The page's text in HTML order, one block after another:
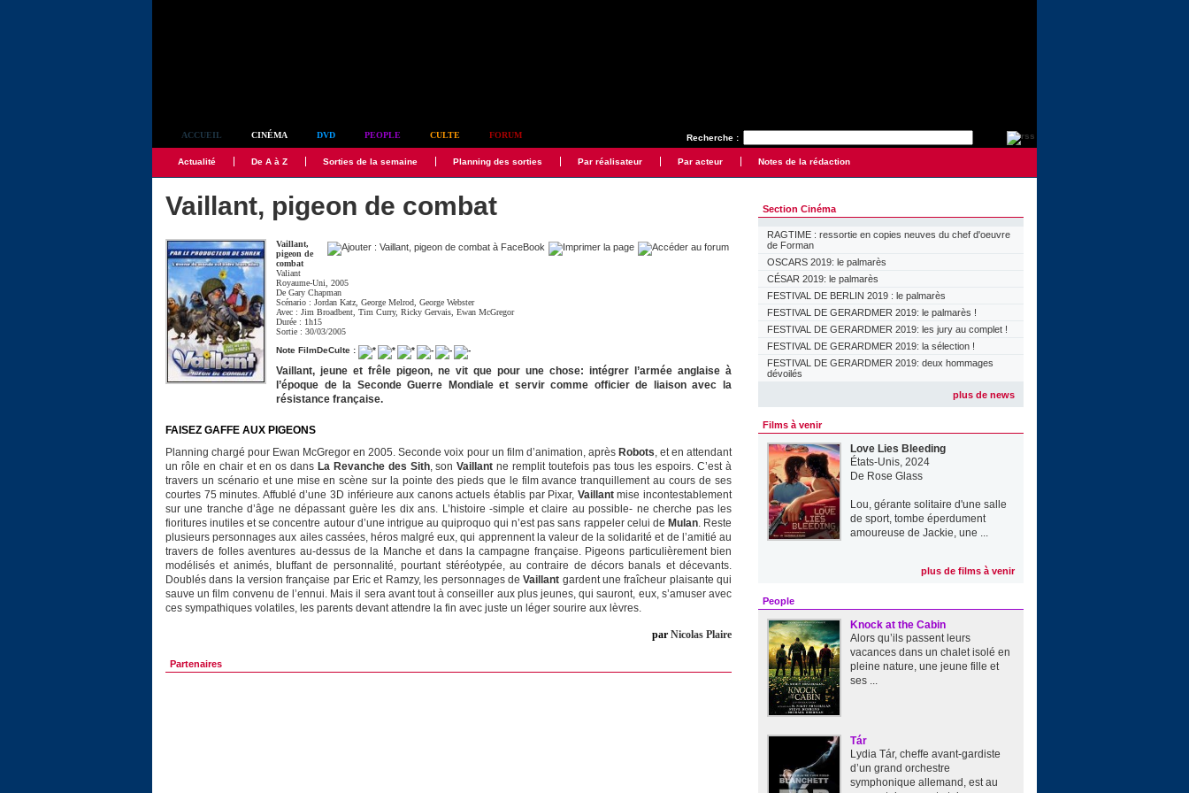
Recherche :
ACCUEIL CINÉMA DVD PEOPLE CULTE FORUM
Actualité De A à Z Sorties de la semaine Planning des sorties Par réalisateur Par acteur Notes de la rédaction
Vaillant, pigeon de combat
Vaillant,
pigeon de
combat
Valiant
Royaume-Uni, 2005
DeGary Chapman
Scénario :Jordan Katz ,George Melrod ,George Webster
Avec :Jim Broadbent ,Tim Curry,Ricky Gervais ,Ewan McGregor
Durée : 1h15
Sortie : 30/03/2005
Note FilmDeCulte :
Vaillant, jeune et frêle pigeon, ne vit que pour une chose: intégrer l’armée anglaise à
l’époque de la Seconde Guerre Mondiale et servir comme officier de liaison avec la
résistance française.
FAISEZ GAFFE AUX PIGEONS
Planning chargé pour Ewan McGregor en 2005. Seconde voix pour un film d’animation, après Robots, et en attendant
un rôle en chair et en os dans La Revanche des Sith, sonVaillant ne remplit toutefois pas tous les espoirs. C’est à
travers un scénario et une mise en scène sur la pointe des pieds que le film avance tranquillement au cours de ses
courtes 75 minutes. Affublé d’une 3D inférieure aux canons actuels établis par Pixar, Vaillantmise incontestablement
sur une tranche d’âge ne dépassant guère les dix ans. L’histoire -simple et claire au possible- ne cherche pas les
fioritures inutiles et se concentre autour d’une intrigue au quiproquo qui n’est pas sans rappeler celui de Mulan. Reste
plusieurs personnages aux ailes cassées, héros malgré eux, qui apprennent la valeur de la solidarité et de l’amitié au
travers de folles aventures au-dessus de la Manche et dans la campagne française. Pigeons particulièrement bien
modélisés et animés, bluffant de personnalité, pourtant stéréotypée, au contraire de décors banals et décevants.
Doublés dans la version française par Eric et Ramzy, les personnages deVaillant gardent une fraîcheur plaisante qui
sauve un film convenu de l’ennui. Mais il sera avant tout à conseiller aux plus jeunes, qui sauront, eux, s’amuser avec
ces sympathiques volatiles, les parents devant attendre la fin avec juste un léger sourire aux lèvres.
par Nicolas Plaire
Partenaires
Section Cinéma
RAGTIME : ressortie en copies neuves du chef d'oeuvre
de Forman
OSCARS 2019: le palmarès
CÉSAR 2019: le palmarès
FESTIVAL DE BERLIN 2019 : le palmarès
FESTIVAL DE GERARDMER 2019: le palmarès !
FESTIVAL DE GERARDMER 2019: les jury au complet !
FESTIVAL DE GERARDMER 2019: la sélection !
FESTIVAL DE GERARDMER 2019: deux hommages
dévoilés
plus de news
Films à venir
Love Lies Bleeding
États-Unis, 2024
De Rose Glass
Lou, gérante solitaire d'une salle
de sport, tombe éperdument
amoureuse de Jackie, une ...
plus de films à venir
People
Knock at the Cabin
Alors qu’ils passent leurs
vacances dans un chalet isolé en
pleine nature, une jeune fille et
ses ...
Tár
Lydia Tár, cheffe avant-gardiste
d’un grand orchestre
symphonique allemand, est au